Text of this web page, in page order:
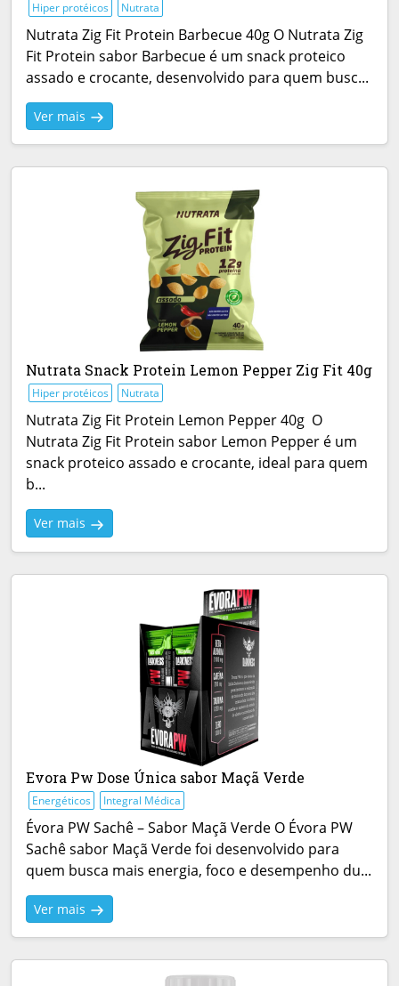
Hiper protéicos Nutrata
Nutrata Zig Fit Protein Barbecue 40g O Nutrata Zig
Fit Protein sabor Barbecue é um snack proteico
assado e crocante, desenvolvido para quem busc...
Ver mais
Nutrata Snack Protein Lemon Pepper Zig Fit 40g
Hiper protéicos Nutrata
Nutrata Zig Fit Protein Lemon Pepper 40g O
Nutrata Zig Fit Protein sabor Lemon Pepper é um
snack proteico assado e crocante, ideal para quem
b...
Ver mais
Evora Pw Dose Única sabor Maçã Verde
Energéticos Integral Médica
Évora PW Sachê – Sabor Maçã Verde O Évora PW
Sachê sabor Maçã Verde foi desenvolvido para
quem busca mais energia, foco e desempenho du...
Ver mais